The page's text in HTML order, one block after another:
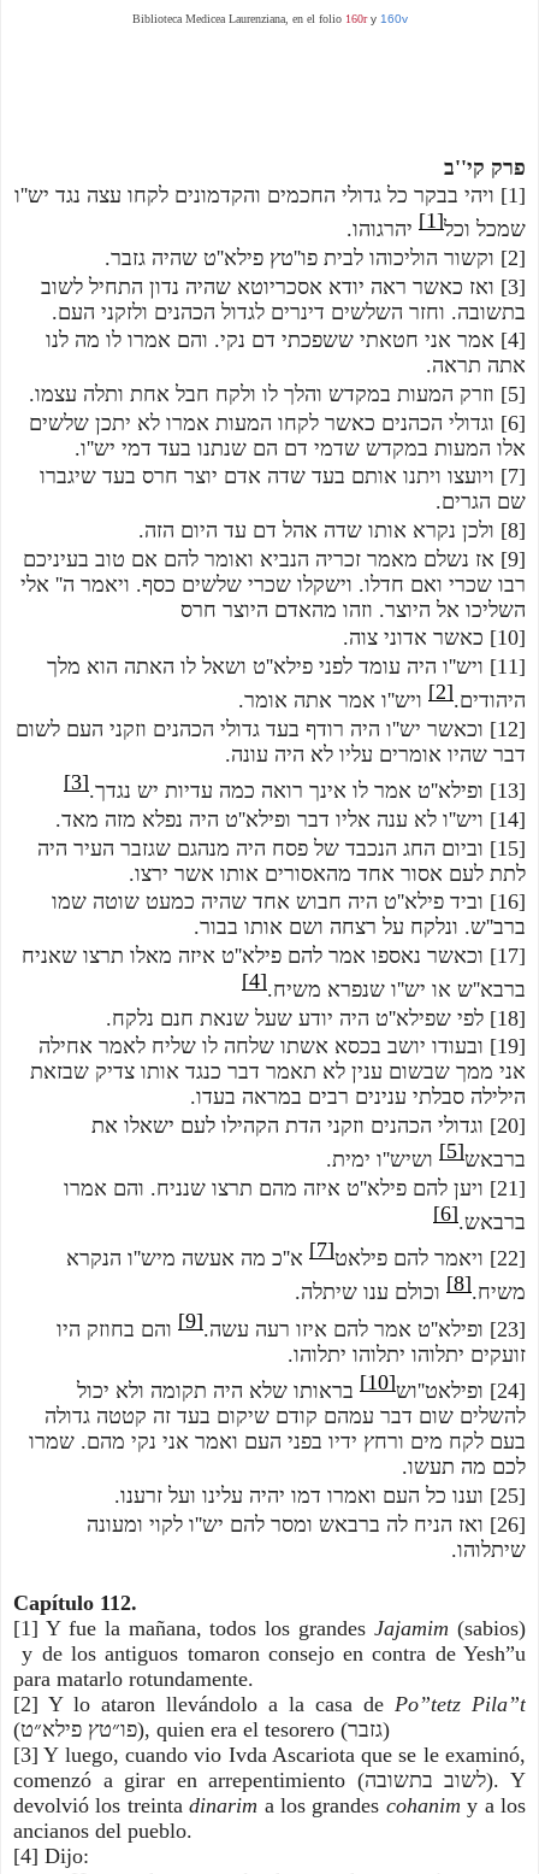
Biblioteca Medicea Laurenziana, en el folio 160ry 160v
פרק קי''ב
שמכל וכל[1]
יהרגוהו.
[2] וקשור הוליכוהו לבית פו''טץ פילא''ט שהיה גזבר.
בתשובה. וחזר השלשים דינרים לגדול הכהנים ולזקני העם.
אתה תראה.
[5] וזרק המעות במקדש והלך לו ולקח חבל אחת ותלה עצמו.
אלו המעות במקדש שדמי דם הם שנתנו בעד דמי יש''ו.
שם הגרים.
[8] ולכן נקרא אותו שדה אהל דם עד היום הזה.
השליכו אל היוצר. וזהו מהאדם היוצר חרס
[10] כאשר אדוני צוה.
היהודים.[2]
ויש''ו אמר אתה אומר.
דבר שהיו אומרים עליו לא היה עונה.
[13] ופילא''ט אמר לו אינך רואה כמה עדיות יש נגדך.
[3]
[14] ויש''ו לא ענה אליו דבר ופילא''ט היה נפלא מזה מאד.
לתת לעם אסור אחד מהאסורים אותו אשר ירצו.
ברב''ש. ונלקח על רצחה ושם אותו בבור.
ברבא''ש או יש''ו שנפרא משיח.[4]
[18] לפי שפילא''ט היה יודע שעל שנאת חנם נלקח.
הילילה סבלתי ענינים רבים במראה בעדו.
ברבאש[5]
ושיש''ו ימית.
ברבאש.[6]
[22] ויאמר להם פילאט
[7]
משיח.[8]
וכולם ענו שיתלה.
[23] ופילא''ט אמר להם איזו רעה עשה.
[9]
זועקים יתלוהו יתלוהו יתלוהו.
[24] ופילאט''וש
[10]
לכם מה תעשו.
[25] וענו כל העם ואמרו דמו יהיה עלינו ועל זרענו.
שיתלוהו.
Capítulo 112.
[1] Y fue la mañana, todos los grandes Jajamim (sabios)
y de los antiguos tomaron consejo en contra de Yesh”u
para matarlo rotundamente.
[2] Y lo ataron llevándolo a la casa de Po”tetz Pila”t
(פו״טץ פילא״ט), quien era el tesorero (גזבר)
[3] Y luego, cuando vio Ivda Ascariota que se le examinó,
comenzó a girar en arrepentimiento (לשוב בתשובה). Y
devolvió los treinta dinarim a los grandes cohanim y a los
ancianos del pueblo.
[4] Dijo: